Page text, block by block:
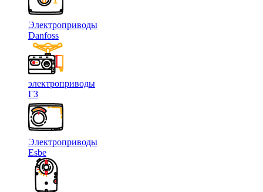
Электроприводы
Danfoss
электроприводы
ГЗ
Электроприводы
Esbe